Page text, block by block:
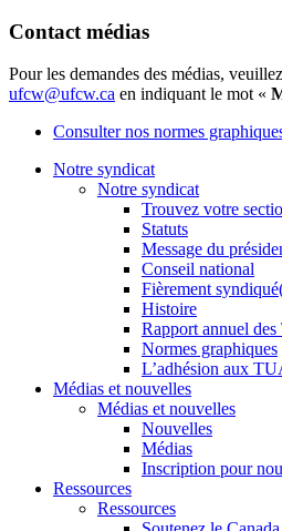
Contact médias
Pour les demandes des médias,
ufcw@ufcw.ca en indiquant le mot «
Consulter nos normes
Notre syndicat
Notre syndicat
Trouvez votre
Statuts
Message du
Conseil national
Fièrement
Histoire
Rapport annuel
Normes graphiques
L’adhésion aux
Médias et nouvelles
Médias et nouvelles
Nouvelles
Médias
Inscription pour
Ressources
Ressources